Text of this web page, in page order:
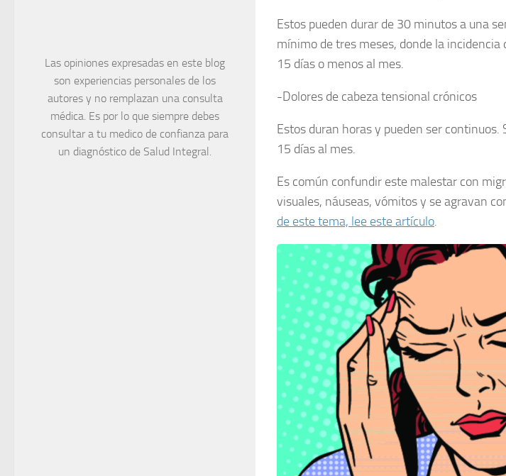
Estos pueden durar de 30 minutos a una
mínimo de tres meses, donde la
15 días o menos al mes.
-Dolores de cabeza tensional crónicos
Estos duran horas y pueden ser
15 días al mes.
Es común confundir este malestar con
visuales, náuseas, vómitos y se agravan
de este tema, lee este artículo.
Las opiniones expresadas en este blog
son experiencias personales de los
autores y no remplazan una consulta
médica. Es por lo que siempre debes
consultar a tu medico de confianza para
un diagnóstico de Salud Integral.